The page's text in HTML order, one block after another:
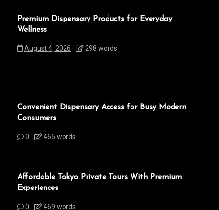
Premium Dispensary Products for Everyday
Wellness
August 4, 2026 298 words
Convenient Dispensary Access for Busy Modern
Consumers
0 465 words
Affordable Tokyo Private Tours With Premium
Experiences
0 469 words